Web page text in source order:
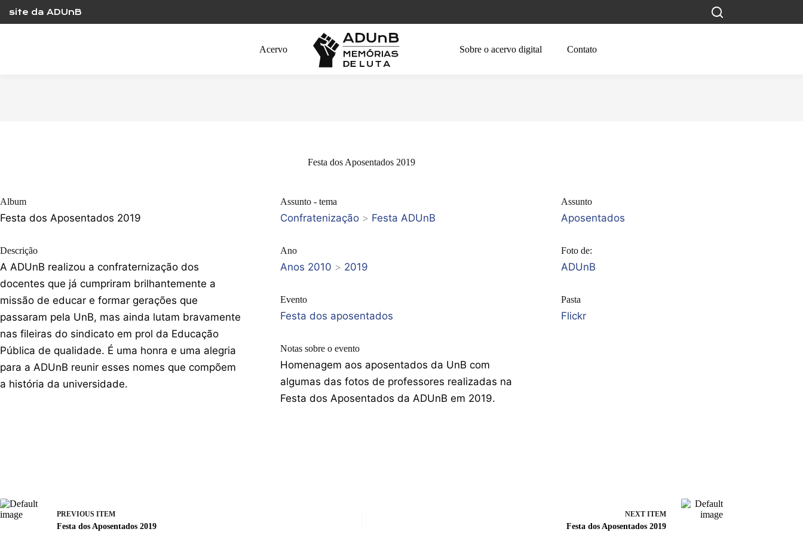
content
site da ADUnB
Acervo Sobre o acervo digital Contato
Festa dos Aposentados 2019
Album
Festa dos Aposentados 2019
Descrição
A ADUnB realizou a confraternização dos
docentes que já cumpriram brilhantemente a
missão de educar e formar gerações que
passaram pela UnB, mas ainda lutam bravamente
nas fileiras do sindicato em prol da Educação
Pública de qualidade. É uma honra e uma alegria
para a ADUnB reunir esses nomes que compõem
a história da universidade.
Assunto - tema
Confratenização > Festa ADUnB
Ano
Anos 2010 > 2019
Evento
Festa dos aposentados
Notas sobre o evento
Homenagem aos aposentados da UnB com
algumas das fotos de professores realizadas na
Festa dos Aposentados da ADUnB em 2019.
Assunto
Aposentados
Foto de:
ADUnB
Pasta
Flickr
PREVIOUS ITEM
Festa dos Aposentados 2019
NEXT ITEM
Festa dos Aposentados 2019